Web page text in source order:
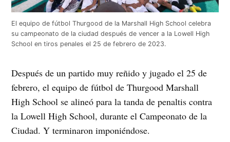
El equipo de fútbol Thurgood de la Marshall High School celebra
su campeonato de la ciudad después de vencer a la Lowell High
School en tiros penales el 25 de febrero de 2023.
Después de un partido muy reñido y jugado el 25 de
febrero, el equipo de fútbol de Thurgood Marshall
High School se alineó para la tanda de penaltis contra
la Lowell High School, durante el Campeonato de la
Ciudad. Y terminaron imponiéndose.